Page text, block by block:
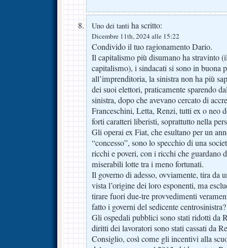
Uno dei tanti ha scritto:
Dicembre 11th, 2024 alle 15:22
Condivido il tuo ragionamento Dario.
Il capitalismo più disumano ha stravinto
capitalismo), i sindacati si sono in buona
all’imprenditoria, la sinistra non ha più
dei suoi elettori, praticamente sparendo
sinistra, dopo che avevano cercato di
Franceschini, Letta, Renzi, tutti ex o neo
forti caratteri liberisti, soprattutto nella
Gli operai ex Fiat, che esultano per un
“concesso”, sono lo specchio di una
ricchi e poveri, con i ricchi che guardano
miserabili lotte tra i meno fortunati.
Il governo di adesso, ovviamente, tira da
vista l’origine dei loro esponenti, ma
tirare fuori due-tre provvedimenti
fatto i governi del sedicente centrosinistra?
Gli ospedali pubblici sono stati ridotti da
diritti dei lavoratori sono stati cassati da
Consiglio, così come gli incentivi alla